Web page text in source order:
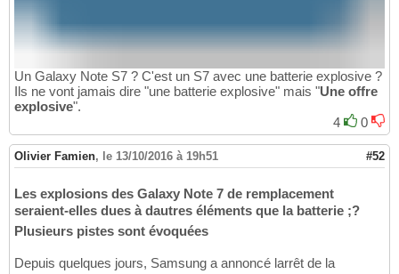
Un Galaxy Note S7 ? C'est un S7 avec une batterie explosive ?
Ils ne vont jamais dire "une batterie explosive" mais "Une offre
explosive".
4
0
Olivier Famien, le 13/10/2016 à 19h51 #52
Les explosions des Galaxy Note 7 de remplacement
seraient-elles dues à dautres éléments que la batterie ;?
Plusieurs pistes sont évoquées
Depuis quelques jours, Samsung a annoncé larrêt de la